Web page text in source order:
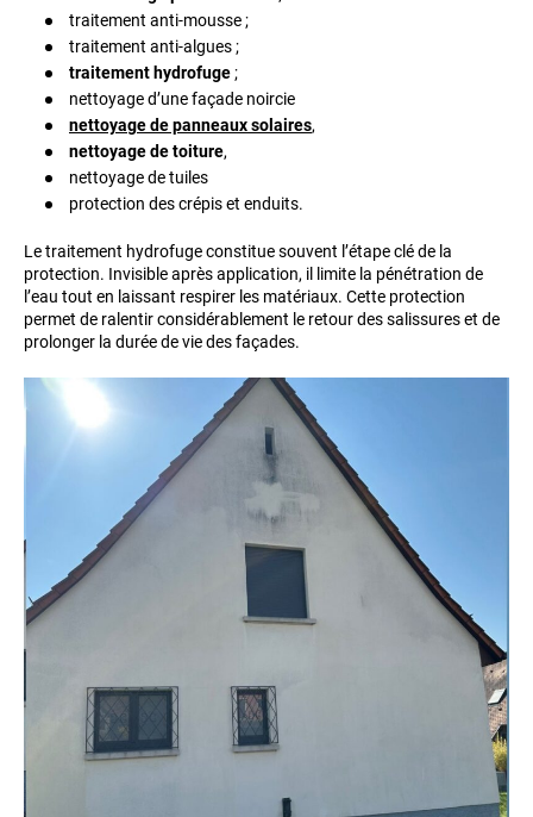
traitement anti-mousse ;
traitement anti-algues ;
traitement hydrofuge;
nettoyage d’une façade noircie
nettoyage de panneaux solaires,
nettoyage de toiture,
nettoyage de tuiles
protection des crépis et enduits.
Le traitement hydrofuge constitue souvent l’étape clé de la
protection. Invisible après application, il limite la pénétration de
l’eau tout en laissant respirer les matériaux. Cette protection
permet de ralentir considérablement le retour des salissures et de
prolonger la durée de vie des façades.